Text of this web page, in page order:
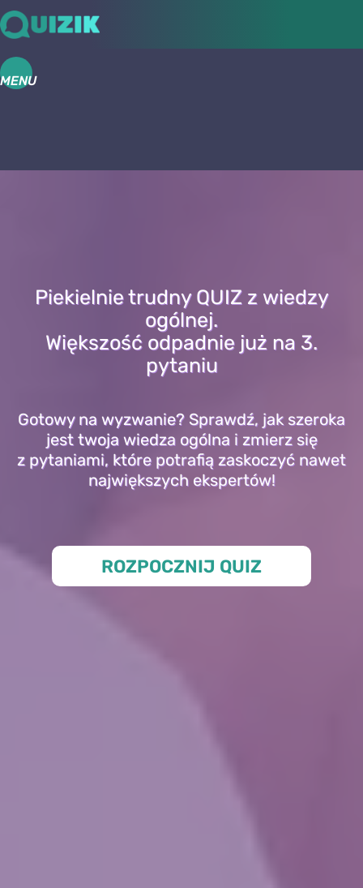
MENU
Piekielnie trudny QUIZ z wiedzy
ogólnej.
Większość odpadnie już na 3.
pytaniu
Gotowy na wyzwanie? Sprawdź, jak szeroka
jest twoja wiedza ogólna i zmierz się
z pytaniami, które potrafią zaskoczyć nawet
największych ekspertów!
ROZPOCZNIJ QUIZ